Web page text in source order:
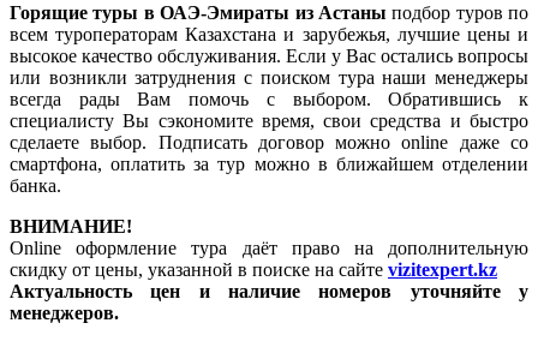
Горящие туры в ОАЭ-Эмираты из Астаны подбор туров по
всем туроператорам Казахстана и зарубежья, лучшие цены и
высокое качество обслуживания. Если у Вас остались вопросы
или возникли затруднения с поиском тура наши менеджеры
всегда рады Вам помочь с выбором. Обратившись к
специалисту Вы сэкономите время, свои средства и быстро
сделаете выбор. Подписать договор можно online даже со
смартфона, оплатить за тур можно в ближайшем отделении
банка.
ВНИМАНИЕ!
Online оформление тура даёт право на дополнительную
скидку от цены, указанной в поиске на сайте vizitexpert.kz
Актуальность цен и наличие номеров уточняйте у
менеджеров.